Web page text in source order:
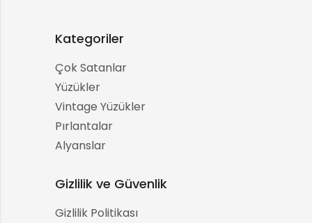
Kategoriler
Çok Satanlar
Yüzükler
Vintage Yüzükler
Pırlantalar
Alyanslar
Gizlilik ve Güvenlik
Gizlilik Politikası